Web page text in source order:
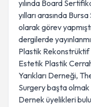
yılında Board
yılları arasında
olarak görev
dergilerde
Plastik
Estetik Plastik
Yarıkları Derneği,
Surgery başta olmak
Dernek üyelikleri